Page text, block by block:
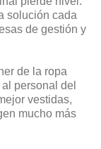
solución cada
de gestión y
de la ropa
personal del
vestidas,
mucho más